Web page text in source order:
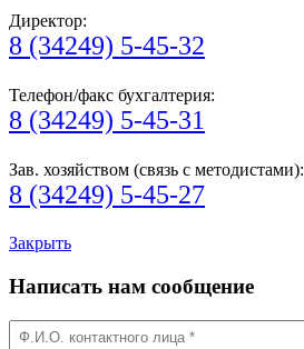
Директор:
8 (34249) 5-45-32
Телефон/факс бухгалтерия:
8 (34249) 5-45-31
Зав. хозяйством (связь с методистами):
8 (34249) 5-45-27
Закрыть
Написать нам сообщение